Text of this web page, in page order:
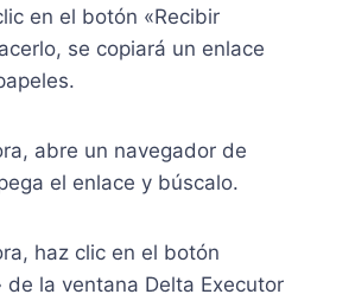
en el botón «Recibir
se copiará un enlace
abre un navegador de
el enlace y búscalo.
haz clic en el botón
de la ventana Delta Executor